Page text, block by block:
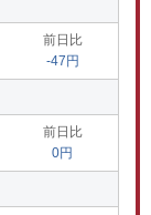
前日比
-47円
前日比
0円